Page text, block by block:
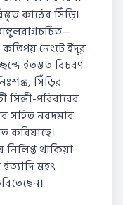
কাঠের সিঁড়ি।
নেংটে ইঁদুর
ইতস্তত বিচরণ
সিঁড়ির
সিন্ধী-পরিবারের
সহিত নরদমার
করিয়াছে।
থাকিয়া
মহৎ